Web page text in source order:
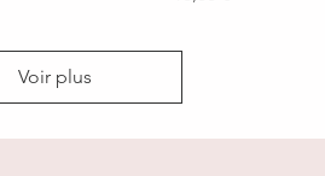
Voir plus